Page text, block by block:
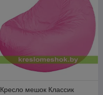
Кресло мешок Классик